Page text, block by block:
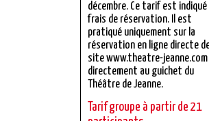
décembre. Ce tarif est
frais de réservation. Il est
pratiqué uniquement sur la
réservation en ligne directe
site www.theatre-
directement au guichet du
Théâtre de Jeanne.
Tarif groupe à partir de 21